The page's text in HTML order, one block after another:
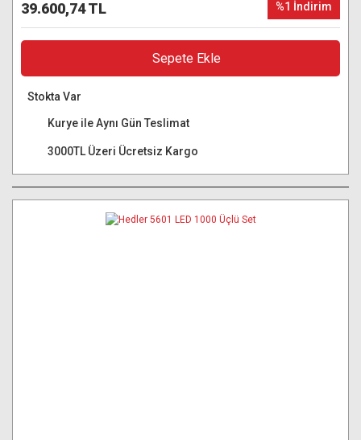
39.600,74 TL
%1 İndirim
Sepete Ekle
Stokta Var
Kurye ile Aynı Gün Teslimat
3000TL Üzeri Ücretsiz Kargo